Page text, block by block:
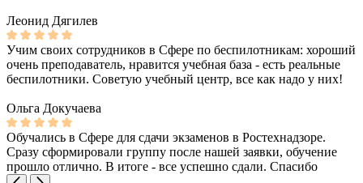
Леонид Дягилев
Учим своих сотрудников в Сфере по беспилотникам: хороший
очень преподаватель, нравится учебная база - есть реальные
беспилотники. Советую учебный центр, все как надо у них!
Ольга Докучаева
Обучались в Сфере для сдачи экзаменов в Ростехнадзоре.
Сразу сформировали группу после нашей заявки, обучение
прошло отлично. В итоге - все успешно сдали. Спасибо